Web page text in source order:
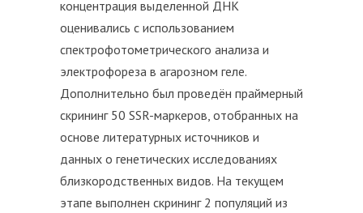
концентрация выделенной ДНК
оценивались с использованием
спектрофотометрического анализа и
электрофореза в агарозном геле.
Дополнительно был проведён праймерный
скрининг 50 SSR-маркеров, отобранных на
основе литературных источников и
данных о генетических исследованиях
близкородственных видов. На текущем
этапе выполнен скрининг 2 популяций из